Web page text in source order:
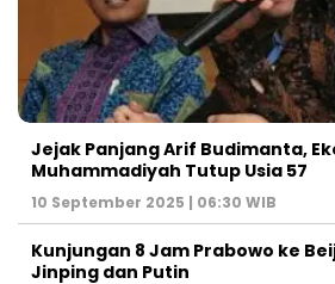
Jejak Panjang Arif Budimanta,
Muhammadiyah Tutup Usia 57
10 September 2025 | 06:30 WIB
Kunjungan 8 Jam Prabowo ke
Jinping dan Putin